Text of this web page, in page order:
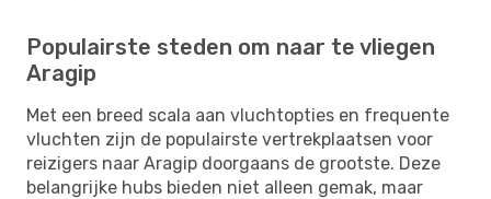
Populairste steden om naar te vliegen
Aragip
Met een breed scala aan vluchtopties en frequente
vluchten zijn de populairste vertrekplaatsen voor
reizigers naar Aragip doorgaans de grootste. Deze
belangrijke hubs bieden niet alleen gemak, maar